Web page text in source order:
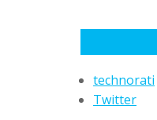
technorati
Twitter